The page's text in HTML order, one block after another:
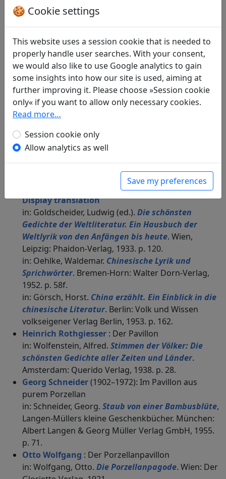
Völker in deutscher Nachdichtung
Zsolnay Verlag, 1952. p. 35.
Judith Gautier(1845–1917) andGottfried Böhm
(1845–1926): Das porzellanene Pavillon
Display
translation
in: Böhm, Gottfried.Chinesische Lieder aus dem
Livre de Jade von Judith Mendes. In das Deutsche
übertragen von Gottfried Böhm. München:
Theodor Ackermann, 1873. p. 82.
Hans Heilmann
in: Heilmann, Hans.Chinesische Lyrik vom 12.
Jahrhundert v. Chr. bis zur Gegenwart
Fruchtschale. München, Leipzig: R. Piper & Co.,
(1890–1928): Der Pavillon von Porzellan
Display translation
in: Goldscheider, Ludwig (ed.). Die schönsten
Gedichte der Weltliteratur. Ein Hausbuch der
Weltlyrik von den Anfängen bis heute. Wien,
Leipzig: Phaidon-Verlag, 1933. p. 120.
in: Oehlke, Waldemar. Chinesische Lyrik und
Sprichwörter. Bremen-Horn: Walter Dorn-Verlag,
1952. p. 58f.
in: Görsch, Horst. China erzählt. Ein Einblick in die
chinesische Literatur. Berlin: Volk und Wissen
volkseigener Verlag Berlin, 1953. p. 162.
Heinrich Rothgiesser : Der Pavillon
in: Wolfenstein, Alfred. Stimmen der Völker: Die
schönsten Gedichte aller Zeiten und Länder.
Amsterdam: Querido Verlag, 1938. p. 28.
Georg Schneider(1902–1972): Im Pavillon aus
purem Porzellan
in: Schneider, Georg. Staub von einer Bambusblüte,
Langen-Müllers kleine Geschenkbücher. München:
Albert Langen & Georg Müller Verlag GmbH, 1955.
p. 71.
Otto Wolfgang : Der Porzellanpavillon
in: Wolfgang, Otto. Die Porzellanpagode. Wien: Der
🍪 Cookie settings
This website uses a session cookie that is needed to
properly handle user searches. With your consent,
we would also like to use Google analytics to gain
some insights into how our site is used, aiming at
further improving it. Please choose »Session cookie
only« if you want to allow only necessary cookies.
Read more…
Session cookie only
Allow analytics as well
Save my preferences